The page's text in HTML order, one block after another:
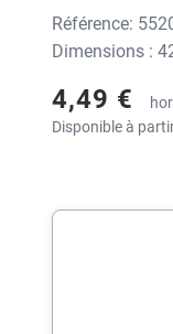
Référence:
Dimensions :
4,49 €
Disponible à